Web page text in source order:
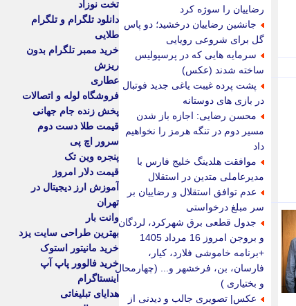
رضاییان را سوژه کرد
جانشین رضاییان درخشید؛ دو پاس
گل برای شروعی رویایی
سرمایه هایی که در پرسپولیس
ساخته شدند (عکس)
پشت پرده غیبت یاغی جدید فوتبال
در بازی های دوستانه
محسن رضایی: اجازه باز شدن
مسیر دوم در تنگه هرمز را نخواهیم
داد
موافقت هلدینگ خلیج فارس با
مدیرعاملی متدین در استقلال
عدم توافق استقلال و رضاییان بر
سر مبلغ درخواستی
جدول قطعی برق شهرکرد، لردگان
و بروجن امروز 16 مرداد 1405
+برنامه خاموشی فلارد، کیار،
فارسان، بن، فرخشهر و... (چهارمحال
و بختیاری )
عکس| تصویری جالب و دیدنی از
تخت نوزاد
دانلود تلگرام و تلگرام
طلایی
خرید ممبر تلگرام بدون
ریزش
عطاری
فروشگاه لوله و اتصالات
پخش زنده جام جهانی
قیمت طلا دست دوم
سرور اچ پی
پنجره وین تک
قیمت دلار امروز
آموزش ارز دیجیتال در
تهران
وانت بار
بهترین طراحی سایت یزد
خرید مانیتور استوک
خرید فالوور پاپ آپ
اینستاگرام
هدایای تبلیغاتی